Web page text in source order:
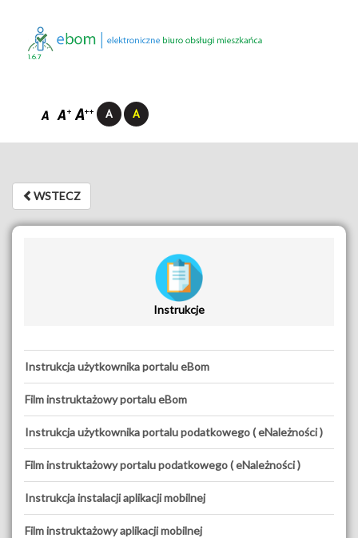
1.6.7
WSTECZWSTECZ
Instrukcje
Instrukcja użytkownika portalu eBom
Film instruktażowy portalu eBom
Instrukcja użytkownika portalu podatkowego ( eNależności )
Film instruktażowy portalu podatkowego ( eNależności )
Instrukcja instalacji aplikacji mobilnej
Film instruktażowy aplikacji mobilnej